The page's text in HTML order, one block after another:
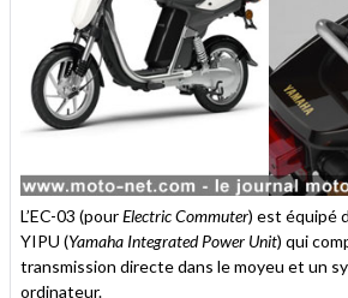
L’EC-03 (pourElectric Commuter) est équipé
YIPU (Yamaha Integrated Power Unit) qui
transmission directe dans le moyeu et un
ordinateur.